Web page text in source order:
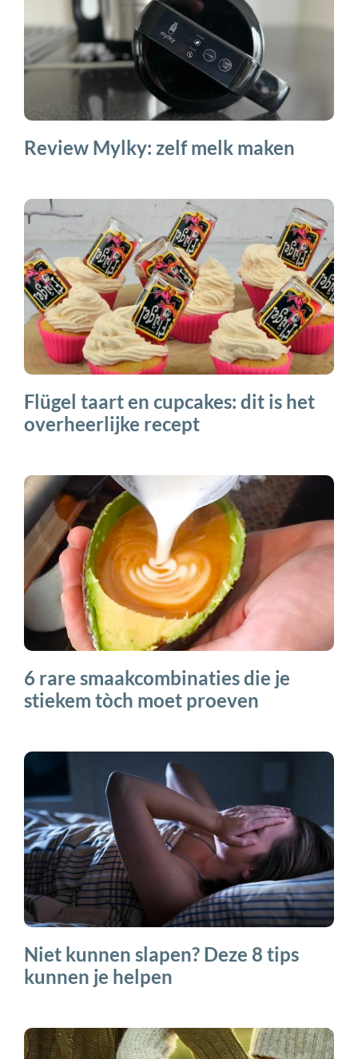
Review Mylky: zelf melk maken
Flügel taart en cupcakes: dit is het
overheerlijke recept
6 rare smaakcombinaties die je
stiekem tòch moet proeven
Niet kunnen slapen? Deze 8 tips
kunnen je helpen